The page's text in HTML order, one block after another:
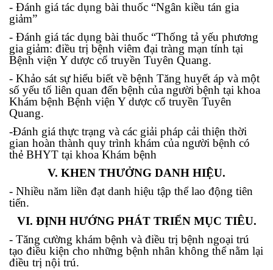
- Đánh giá tác dụng bài thuốc “Ngân kiều tán gia
giảm”
- Đánh giá tác dụng bài thuốc “Thống tả yếu phương
gia giảm: điều trị bệnh viêm đại tràng mạn tính tại
Bệnh viện Y dược cổ truyền Tuyên Quang.
- Khảo sát sự hiểu biết về bệnh Tăng huyết áp và một
số yếu tố liên quan đến bệnh của người bệnh tại khoa
Khám bệnh Bệnh viện Y dược cổ truyền Tuyên
Quang.
-Đánh giá thực trạng và các giải pháp cải thiện thời
gian hoàn thành quy trình khám của người bệnh có
thẻ BHYT tại khoa Khám bệnh
V. KHEN THƯỞNG DANH HIỆU.
- Nhiều năm liền đạt danh hiệu tập thể lao động tiên
tiến.
VI. ĐỊNH HƯỚNG PHÁT TRIỂN MỤC TIÊU.
- Tăng cường khám bệnh và điều trị bệnh ngoại trú
tạo điều kiện cho những bệnh nhân không thể nằm lại
điều trị nội trú.